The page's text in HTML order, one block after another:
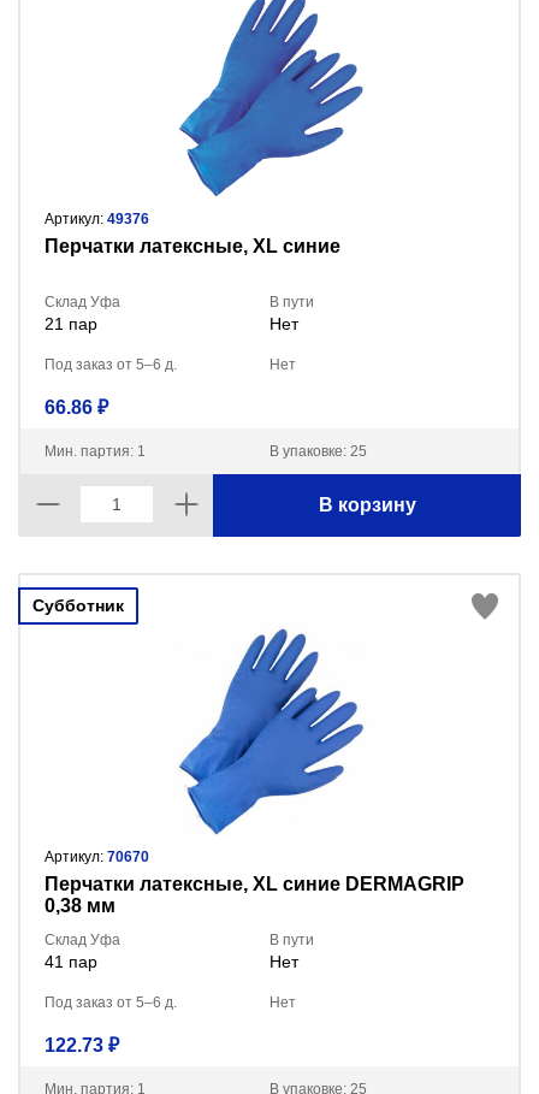
Артикул: 49376
Перчатки латексные, XL синие
Склад Уфа
21 пар
В пути
Нет
Под заказ от 5–6 д. Нет
66.86 ₽
Мин. партия: 1 В упаковке: 25
В корзину
Субботник
Артикул: 70670
Перчатки латексные, XL синие DERMAGRIP
0,38 мм
Склад Уфа
41 пар
В пути
Нет
Под заказ от 5–6 д. Нет
122.73 ₽
Мин. партия: 1 В упаковке: 25